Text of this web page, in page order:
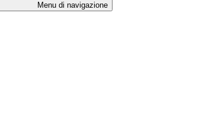
Menu di navigazione